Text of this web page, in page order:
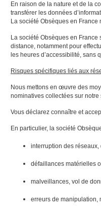
En raison de la nature et de la
transférer les données
La société Obsèques en
La société Obsèques en
distance, notamment pour
les heures d’accessibilité, sans
Risques spécifiques liés aux
Nous mettons en œuvre des
nominatives collectées sur
Vous déclarez connaître et
En particulier, la société
interruption des
défaillances matérielles
malveillances, vol de
erreurs de manipulation,